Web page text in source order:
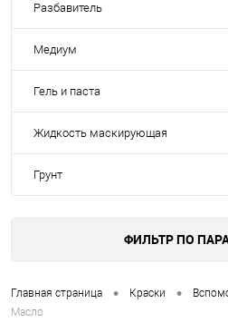
Разбавитель
Медиум
Гель и паста
Жидкость маскирующая
Грунт
ФИЛЬТР ПО
Главная страница • Краски •
Масло